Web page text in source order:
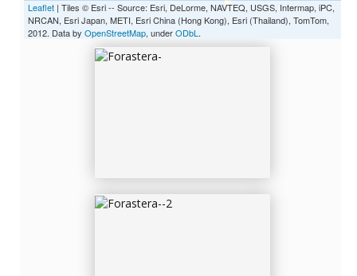
Leaflet | Tiles © Esri -- Source: Esri, DeLorme, NAVTEQ, USGS, Intermap, iPC,
NRCAN, Esri Japan, METI, Esri China (Hong Kong), Esri (Thailand), TomTom,
2012. Data by OpenStreetMap, underODbL.